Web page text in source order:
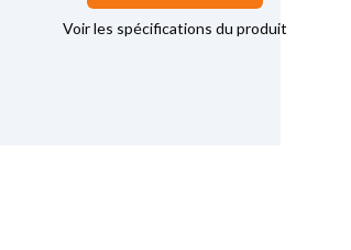
Voir les spécifications du produit